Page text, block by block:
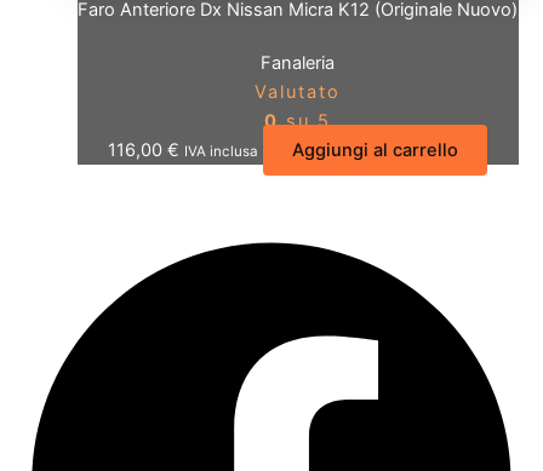
Faro Anteriore Dx Nissan Micra K12 (Originale Nuovo)
Fanaleria
Valutato
0su 5
116,00€ IVA inclusa Aggiungi al carrello